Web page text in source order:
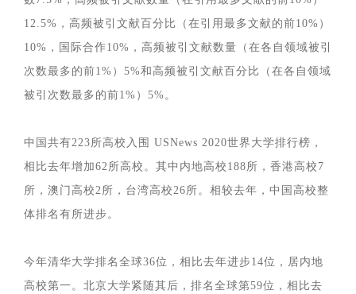
12.5%，高频被引文献百分比（在引用最多文献的前10%）
10%，国际合作10%，高频被引文献数量（在各自领域被引
次数最多的前1%）5%和高频被引文献百分比（在各自领域
被引次数最多的前1%）5%。
中国共有223所高校入围 USNews 2020世界大学排行榜，
相比去年增加62所高校。其中内地高校188所，香港高校7
所，澳门高校2所，台湾高校26所。相较去年，中国高校整
体排名有所进步。
今年清华大学排名全球36位，相比去年进步14位，居内地
高校第一。北京大学紧随其后，排名全球第59位，相比去